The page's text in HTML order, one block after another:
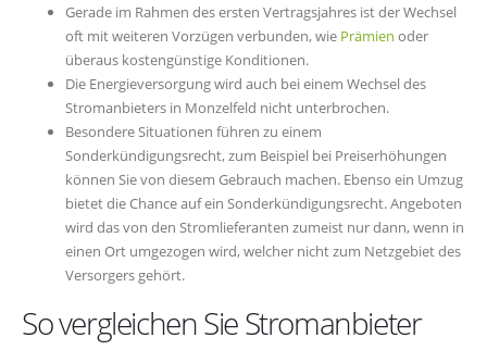
Gerade im Rahmen des ersten Vertragsjahres ist der Wechsel
oft mit weiteren Vorzügen verbunden, wie Prämien oder
überaus kostengünstige Konditionen.
Die Energieversorgung wird auch bei einem Wechsel des
Stromanbieters in Monzelfeld nicht unterbrochen.
Besondere Situationen führen zu einem
Sonderkündigungsrecht, zum Beispiel bei Preiserhöhungen
können Sie von diesem Gebrauch machen. Ebenso ein Umzug
bietet die Chance auf ein Sonderkündigungsrecht. Angeboten
wird das von den Stromlieferanten zumeist nur dann, wenn in
einen Ort umgezogen wird, welcher nicht zum Netzgebiet des
Versorgers gehört.
So vergleichen Sie Stromanbieter